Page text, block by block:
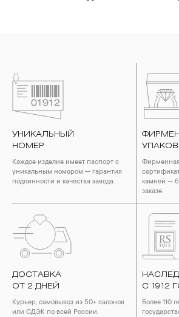
УНИКАЛЬНЫЙ
НОМЕР
Каждое изделие имеет паспорт с
уникальным номером — гарантия
подлинности и качества завода.
Фирменная
камней —
заказе.
ДОСТАВКА
ОТ 2 ДНЕЙ
Курьер, самовывоз из 50+ салонов
или СДЭК по всей России.
С 1912
Более 110